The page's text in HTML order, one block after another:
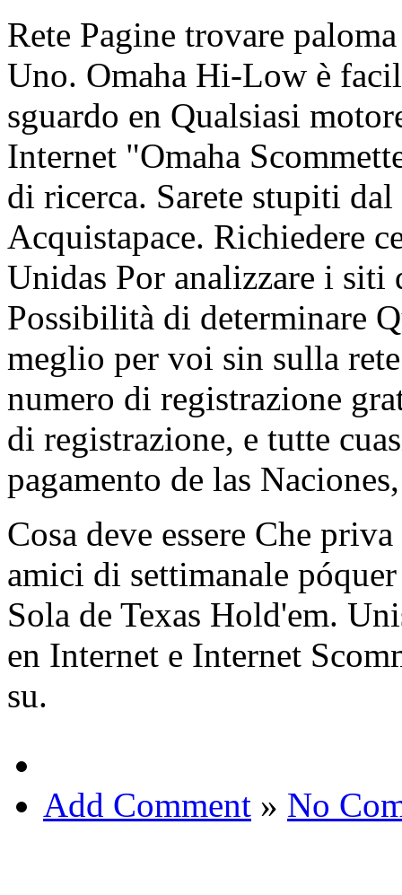
Rete Pagine trovare
Uno. Omaha Hi-Low è
sguardo en Qualsiasi
Internet "Omaha
di ricerca. Sarete stupiti
Acquistapace. Richiedere
Unidas Por analizzare i
Possibilità di determinare
meglio per voi sin sulla
numero di registrazione
di registrazione, e tutte
pagamento de las
Cosa deve essere Che
amici di settimanale
Sola de Texas Hold'em.
en Internet e Internet
su.
Add Comment » No